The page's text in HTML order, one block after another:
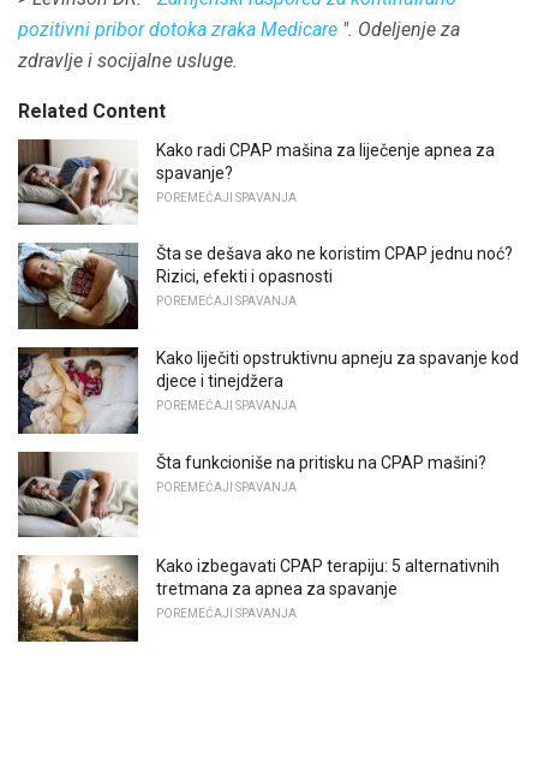
pozitivni pribor dotoka zraka Medicare ". Odeljenje za
zdravlje i socijalne usluge.
Related Content
Kako radi CPAP mašina za liječenje apnea za
spavanje?
POREMEĆAJI SPAVANJA
Šta se dešava ako ne koristim CPAP jednu noć?
Rizici, efekti i opasnosti
POREMEĆAJI SPAVANJA
Kako liječiti opstruktivnu apneju za spavanje kod
djece i tinejdžera
POREMEĆAJI SPAVANJA
Šta funkcioniše na pritisku na CPAP mašini?
POREMEĆAJI SPAVANJA
Kako izbegavati CPAP terapiju: 5 alternativnih
tretmana za apnea za spavanje
POREMEĆAJI SPAVANJA